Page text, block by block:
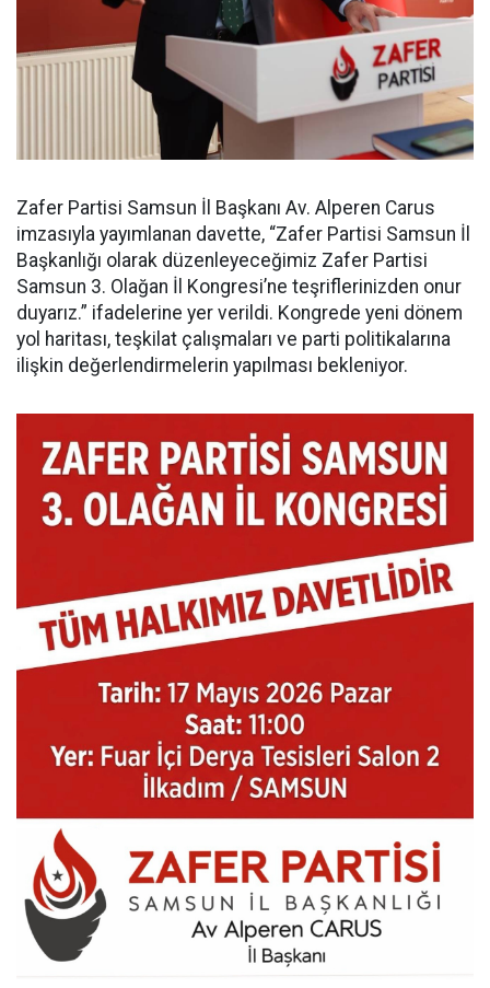
Zafer Partisi Samsun İl Başkanı Av. Alperen Carus
imzasıyla yayımlanan davette, “Zafer Partisi Samsun İl
Başkanlığı olarak düzenleyeceğimiz Zafer Partisi
Samsun 3. Olağan İl Kongresi’ne teşriflerinizden onur
duyarız.” ifadelerine yer verildi. Kongrede yeni dönem
yol haritası, teşkilat çalışmaları ve parti politikalarına
ilişkin değerlendirmelerin yapılması bekleniyor.